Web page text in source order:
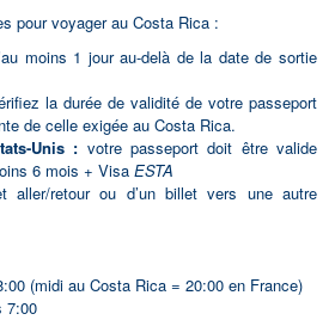
pour voyager au Costa Rica :
moins 1 jour au-delà de la date de sortie
la durée de validité de votre passeport
de celle exigée au Costa Rica.
Unis : votre passeport doit être valide
6 mois + Visa ESTA
aller/retour ou d’un billet vers une autre
(midi au Costa Rica = 20:00 en France)
7:00